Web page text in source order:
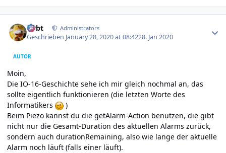
rtrbt Administrators
Geschrieben January 28, 2020 at 08:4228. Jan 2020
AUTOR
Moin,
Die IO-16-Geschichte sehe ich mir gleich nochmal an, das
sollte eigentlich funktionieren (die letzten Worte des
Informatikers
)
Beim Piezo kannst du die getAlarm-Action benutzen, die gibt
nicht nur die Gesamt-Duration des aktuellen Alarms zurück,
sondern auch durationRemaining, also wie lange der aktuelle
Alarm noch läuft (falls einer läuft).